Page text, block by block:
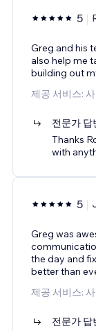
5
Greg and his
also help me
building out
제공 서비스:
전문가 답
Thanks
with
5
Greg was
the day and
better than
제공 서비스:
전문가 답